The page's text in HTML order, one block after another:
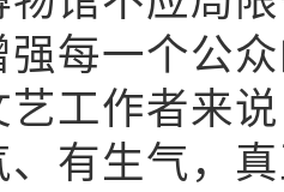
每一个公
工作者来
有生气，